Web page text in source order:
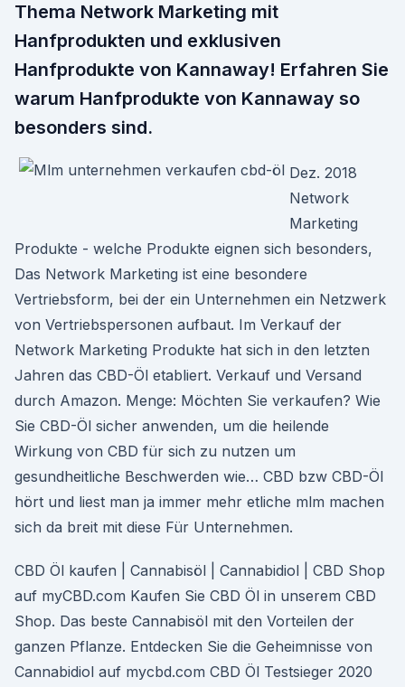
Thema Network Marketing mit
Hanfprodukten und exklusiven
Hanfprodukte von Kannaway! Erfahren Sie
warum Hanfprodukte von Kannaway so
besonders sind.
Dez. 2018
Network
Marketing
Produkte - welche Produkte eignen sich besonders,
Das Network Marketing ist eine besondere
Vertriebsform, bei der ein Unternehmen ein Netzwerk
von Vertriebspersonen aufbaut. Im Verkauf der
Network Marketing Produkte hat sich in den letzten
Jahren das CBD-Öl etabliert. Verkauf und Versand
durch Amazon. Menge: Möchten Sie verkaufen? Wie
Sie CBD-Öl sicher anwenden, um die heilende
Wirkung von CBD für sich zu nutzen um
gesundheitliche Beschwerden wie… CBD bzw CBD-Öl
hört und liest man ja immer mehr etliche mlm machen
sich da breit mit diese Für Unternehmen.
CBD Öl kaufen | Cannabisöl | Cannabidiol | CBD Shop
auf myCBD.com Kaufen Sie CBD Öl in unserem CBD
Shop. Das beste Cannabisöl mit den Vorteilen der
ganzen Pflanze. Entdecken Sie die Geheimnisse von
Cannabidiol auf mycbd.com CBD Öl Testsieger 2020